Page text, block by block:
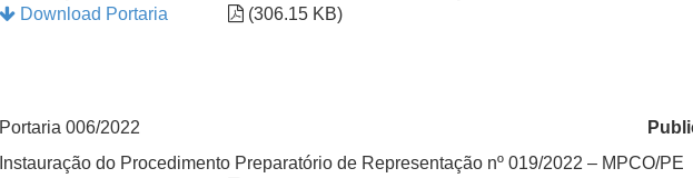
Download Portaria
(306.15 KB)
Portaria 006/2022
Instauração do Procedimento Preparatório de Representação nº 019/2022 – MPCO/PE